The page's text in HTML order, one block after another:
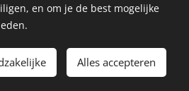
Wellness
Cookies
en om je de best mogelijke
Alles accepteren